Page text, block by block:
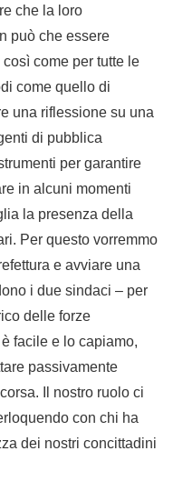
che la loro
può che essere
come per tutte le
come quello di
una riflessione su una
di pubblica
per garantire
in alcuni momenti
la presenza della
Per questo vorremmo
e avviare una
i due sindaci – per
delle forze
facile e lo capiamo,
passivamente
Il nostro ruolo ci
con chi ha
dei nostri concittadini